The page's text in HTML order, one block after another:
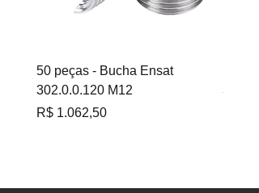
50 peças - Bucha Ensat
302.0.0.120 M12
Preço
R$ 1.062,50